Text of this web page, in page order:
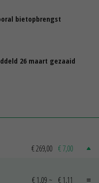
bietopbrengst
26 maart gezaaid
€ 269,00 € 7,00
€ 1,09 ~ € 1,11